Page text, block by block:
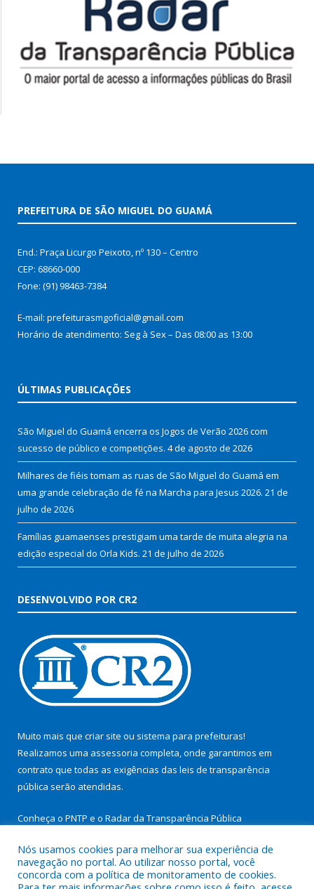
PREFEITURA DE SÃO MIGUEL DO GUAMÁ
End.: Praça Licurgo Peixoto, nº 130 – Centro
CEP: 68660-000
Fone: (91) 98463-7384
E-mail: prefeiturasmgoficial@gmail.com
Horário de atendimento: Seg à Sex – Das 08:00 as 13:00
ÚLTIMAS PUBLICAÇÕES
São Miguel do Guamá encerra os Jogos de Verão 2026 com
sucesso de público e competições. 4 de agosto de 2026
Milhares de fiéis tomam as ruas de São Miguel do Guamá em
uma grande celebração de fé na Marcha para Jesus 2026. 21 de
julho de 2026
Famílias guamaenses prestigiam uma tarde de muita alegria na
edição especial do Orla Kids. 21 de julho de 2026
DESENVOLVIDO POR CR2
Muito mais que criar site ou sistema para prefeituras!
Realizamos uma assessoria completa, onde garantimos em
contrato que todas as exigências das leis de transparência
pública serão atendidas.
Conheça o PNTP e o Radar da Transparência Pública
Nós usamos cookies para melhorar sua experiência de
navegação no portal. Ao utilizar nosso portal, você
concorda com a política de monitoramento de cookies.